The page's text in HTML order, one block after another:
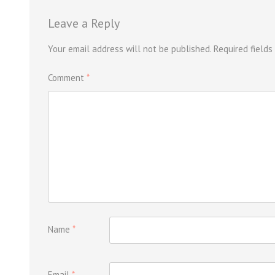
Leave a Reply
Your email address will not be published. Required fields
Comment *
Name *